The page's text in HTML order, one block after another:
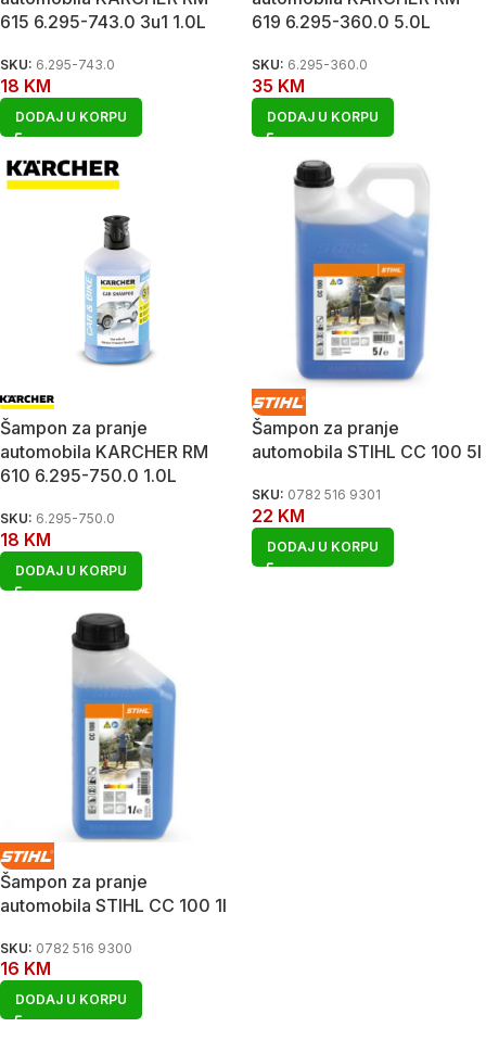
615 6.295-743.0 3u1 1.0L
SKU: 6.295-743.0
18 KM
DODAJ U KORPU
619 6.295-360.0 5.0L
SKU: 6.295-360.0
35 KM
DODAJ U KORPU
Šampon za pranje
automobila KARCHER RM
610 6.295-750.0 1.0L
SKU: 6.295-750.0
18 KM
DODAJ U KORPU
Šampon za pranje
automobila STIHL CC 100 5l
SKU: 0782 516 9301
22 KM
DODAJ U KORPU
Šampon za pranje
automobila STIHL CC 100 1l
SKU: 0782 516 9300
16 KM
DODAJ U KORPU